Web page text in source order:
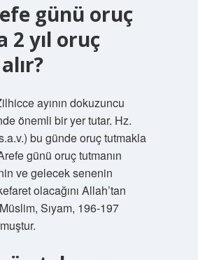
günü oruç
2 yıl oruç
ayının dokuzuncu
önemli bir yer tutar. Hz.
bu günde oruç tutmakla
günü oruç tutmanın
ve gelecek senenin
olacağını Allah’tan
Sıyam, 196-197